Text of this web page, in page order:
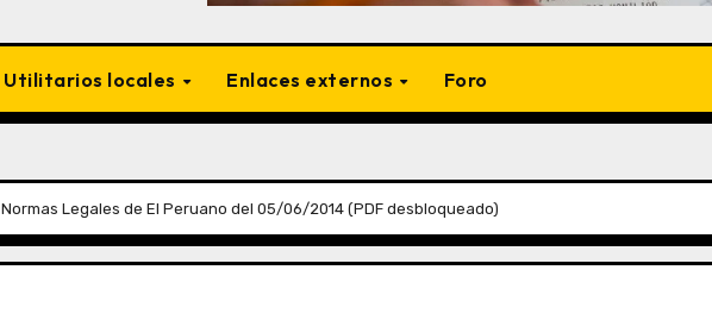
Utilitarios locales Enlaces externos Foro
Normas Legales de El Peruano del 05/06/2014 (PDF desbloqueado)